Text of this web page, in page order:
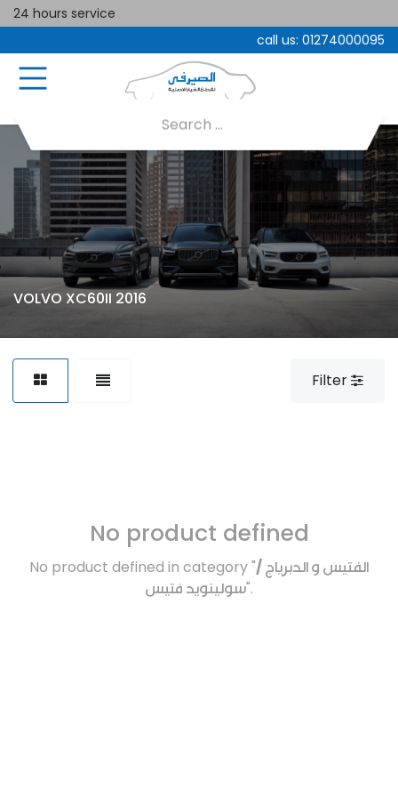
24 hours service
call us: 01274000095
VOLVO XC60II 2016
Filter
No product defined
No product defined in category "الفتيس و الدبرياج /
سولينويد فتيس".